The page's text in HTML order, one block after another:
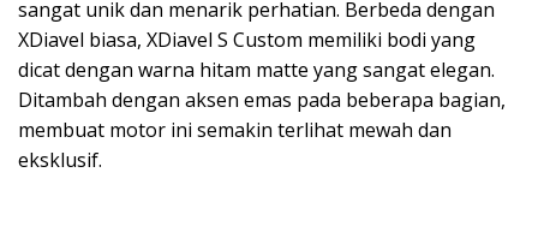
sangat unik dan menarik perhatian. Berbeda dengan
XDiavel biasa, XDiavel S Custom memiliki bodi yang
dicat dengan warna hitam matte yang sangat elegan.
Ditambah dengan aksen emas pada beberapa bagian,
membuat motor ini semakin terlihat mewah dan
eksklusif.